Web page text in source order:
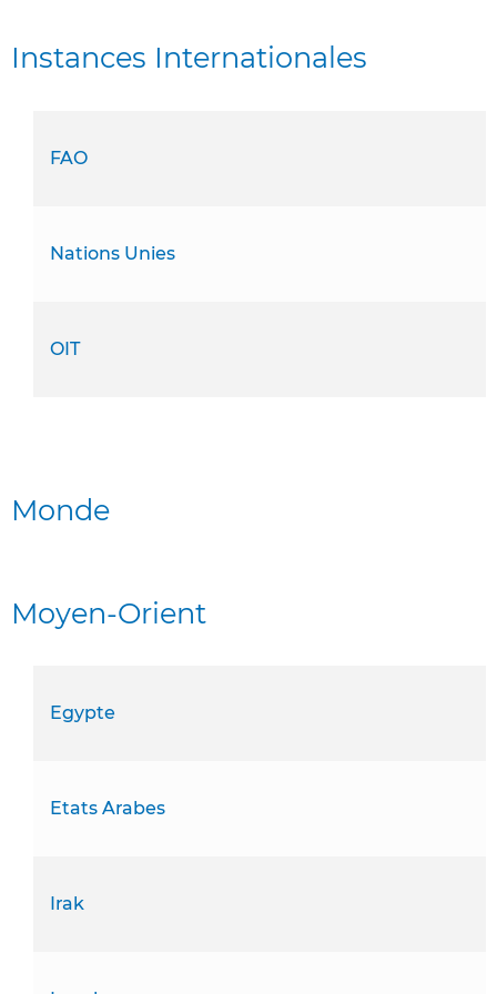
Instances Internationales
FAO
Nations Unies
OIT
Monde
Moyen-Orient
Egypte
Etats Arabes
Irak